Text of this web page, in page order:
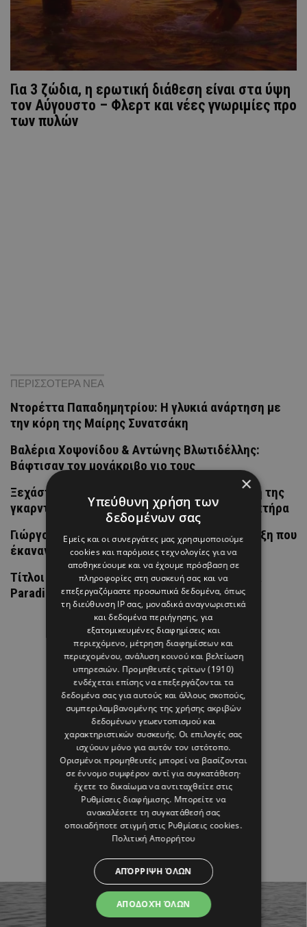
Για 3 ζώδια, η ερωτική διάθεση είναι στα ύψη
τον Αύγουστο – Φλερτ και νέες γνωριμίες προ
των πυλών
ΠΕΡΙΣΣΟΤΕΡΑ ΝΕΑ
Ντορέττα Παπαδημητρίου: Η γλυκιά ανάρτηση με
την κόρη της Μαίρης Συνατσάκη
Βαλέρια Χοψονίδου & Αντώνης Βλωτιδέλλης:
Βάφτισαν τον μονάκριβο γιο τους
Ξεχάστε το girly ροζ: Η πιο θηλυκή απόχρωση της
γκαρνταρόμπας αποκτά φέτος πιο cool χαρακτήρα
Γιώργος Μερκής & Άντρεα Κυριάκου: Η έκπληξη που
έκαναν στα παιδιά τους
Τίτλοι τέλους έπεσαν στη σχέση της Vanessa
Paradis και του Samuel Benchetrit
×
Υπεύθυνη χρήση των
δεδομένων σας
Εμείς και οι συνεργάτες μας χρησιμοποιούμε
cookies και παρόμοιες τεχνολογίες για να
αποθηκεύουμε και να έχουμε πρόσβαση σε
πληροφορίες στη συσκευή σας και να
επεξεργαζόμαστε προσωπικά δεδομένα, όπως
τη διεύθυνση IP σας, μοναδικά αναγνωριστικά
και δεδομένα περιήγησης, για
εξατομικευμένες διαφημίσεις και
περιεχόμενο, μέτρηση διαφημίσεων και
περιεχομένου, ανάλυση κοινού και βελτίωση
υπηρεσιών. Προμηθευτές τρίτων (1910)
ενδέχεται επίσης να επεξεργάζονται τα
δεδομένα σας για αυτούς και άλλους σκοπούς,
συμπεριλαμβανομένης της χρήσης ακριβών
δεδομένων γεωεντοπισμού και
χαρακτηριστικών συσκευής. Οι επιλογές σας
ισχύουν μόνο για αυτόν τον ιστότοπο.
Ορισμένοι προμηθευτές μπορεί να βασίζονται
σε έννομο συμφέρον αντί για συγκατάθεση·
έχετε το δικαίωμα να αντιταχθείτε στις
Ρυθμίσεις διαφήμισης. Μπορείτε να
ανακαλέσετε τη συγκατάθεσή σας
οποιαδήποτε στιγμή στις Ρυθμίσεις cookies.
Πολιτική Απορρήτου
ΑΠΟΔΟΧΉ ΌΛΩΝ
ΑΠΌΡΡΙΨΗ ΌΛΩΝ